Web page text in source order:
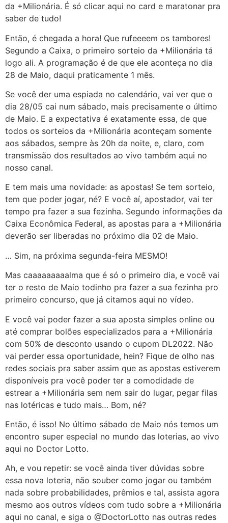
da +Milionária. É só clicar aqui no card e maratonar pra
saber de tudo!
Então, é chegada a hora! Que rufeeeem os tambores!
Segundo a Caixa, o primeiro sorteio da +Milionária tá
logo ali. A programação é de que ele aconteça no dia
28 de Maio, daqui praticamente 1 mês.
Se você der uma espiada no calendário, vai ver que o
dia 28/05 cai num sábado, mais precisamente o último
de Maio. E a expectativa é exatamente essa, de que
todos os sorteios da +Milionária aconteçam somente
aos sábados, sempre às 20h da noite, e, claro, com
transmissão dos resultados ao vivo também aqui no
nosso canal.
E tem mais uma novidade: as apostas! Se tem sorteio,
tem que poder jogar, né? E você aí, apostador, vai ter
tempo pra fazer a sua fezinha. Segundo informações da
Caixa Econômica Federal, as apostas para a +Milionária
deverão ser liberadas no próximo dia 02 de Maio.
… Sim, na próxima segunda-feira MESMO!
Mas caaaaaaaaalma que é só o primeiro dia, e você vai
ter o resto de Maio todinho pra fazer a sua fezinha pro
primeiro concurso, que já citamos aqui no vídeo.
E você vai poder fazer a sua aposta simples online ou
até comprar bolões especializados para a +Milionária
com 50% de desconto usando o cupom DL2022. Não
vai perder essa oportunidade, hein? Fique de olho nas
redes sociais pra saber assim que as apostas estiverem
disponíveis pra você poder ter a comodidade de
estrear a +Milionária sem nem sair do lugar, pegar filas
nas lotéricas e tudo mais… Bom, né?
Então, é isso! No último sábado de Maio nós temos um
encontro super especial no mundo das loterias, ao vivo
aqui no Doctor Lotto.
Ah, e vou repetir: se você ainda tiver dúvidas sobre
essa nova loteria, não souber como jogar ou também
nada sobre probabilidades, prêmios e tal, assista agora
mesmo aos outros vídeos com tudo sobre a +Milionária
aqui no canal, e siga o @DoctorLotto nas outras redes